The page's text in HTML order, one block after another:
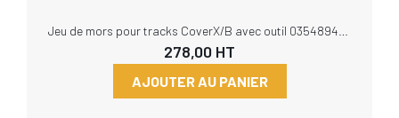
278,00 HT
AJOUTER AU PANIER